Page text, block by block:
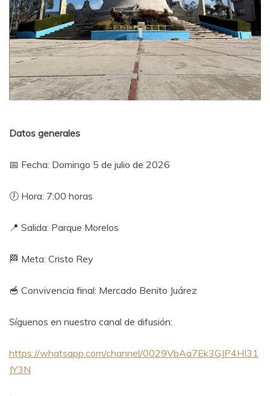
Datos generales
📅 Fecha: Domingo 5 de julio de 2026
🕖 Hora: 7:00 horas
📍 Salida: Parque Morelos
🏁 Meta: Cristo Rey
🥣 Convivencia final: Mercado Benito Juárez
Síguenos en nuestro canal de difusión:
https://whatsapp.com/channel/0029VbAa7Ek3GJP4HI31
JY3N